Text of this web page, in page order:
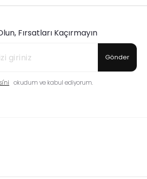
Fırsatları Kaçırmayın
Gönder
okudum ve kabul ediyorum.